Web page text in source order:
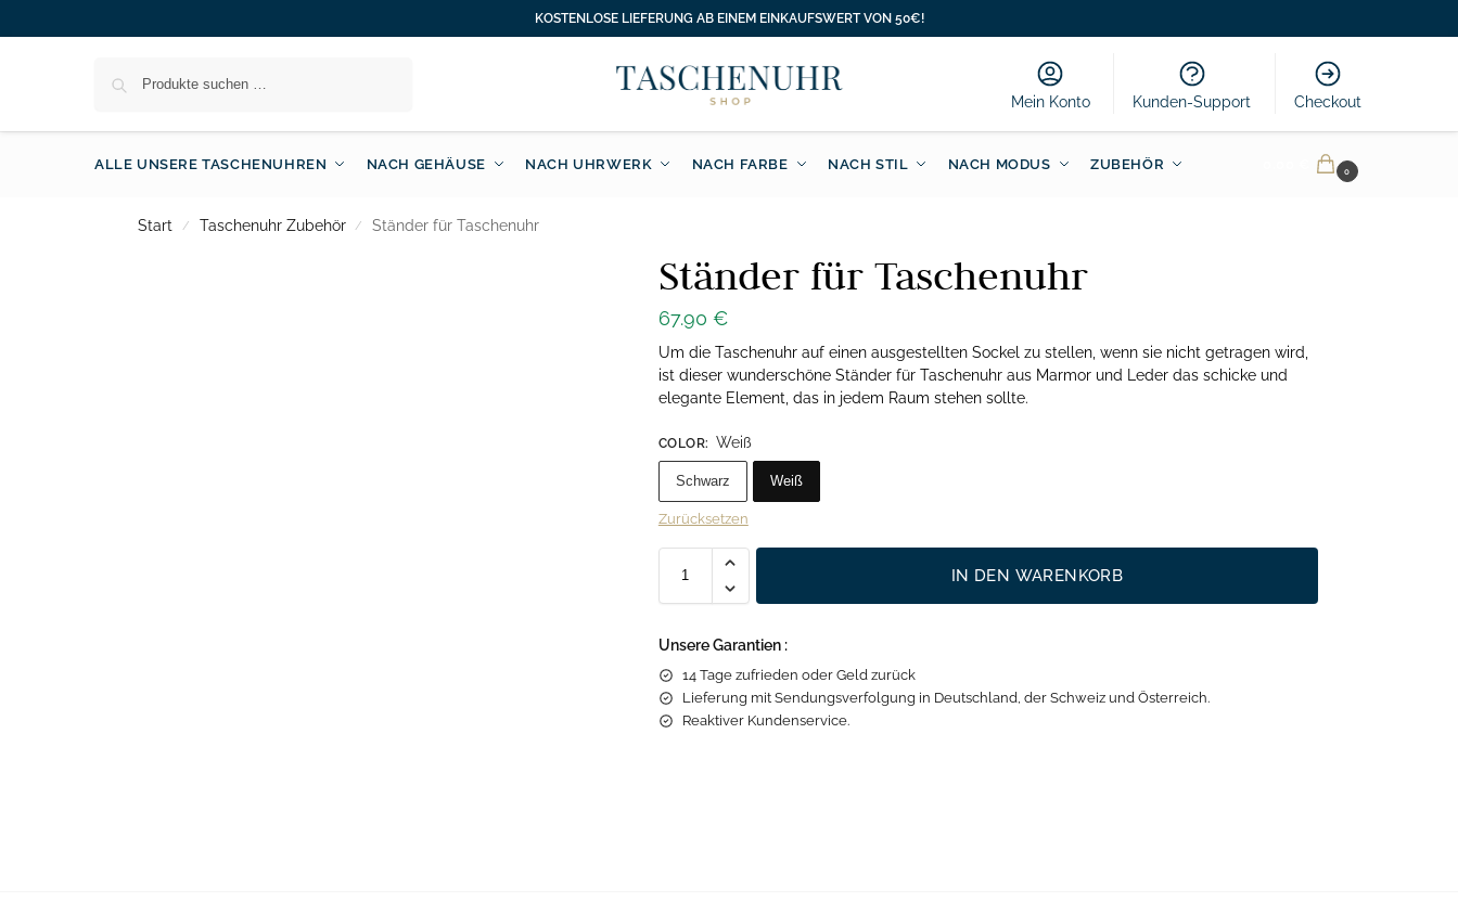
KOSTENLOSE LIEFERUNG AB EINEM EINKAUFSWERT VON 50€!
Mein Konto Kunden-Support Checkout
ALLE UNSERE TASCHENUHREN NACH GEHÄUSE NACH UHRWERK NACH FARBE NACH STIL NACH MODUS ZUBEHÖR 0
Start / Taschenuhr Zubehör / Ständer für Taschenuhr
Ständer für Taschenuhr
67.90 €
Um die Taschenuhr auf einen ausgestellten Sockel zu stellen, wenn sie nicht getragen wird,
ist dieser wunderschöne Ständer für Taschenuhr aus Marmor und Leder das schicke und
elegante Element, das in jedem Raum stehen sollte.
COLOR: Weiß
Schwarz Weiß
Zurücksetzen
IN DEN WARENKORB
Unsere Garantien :
14 Tage zufrieden oder Geld zurück
Lieferung mit Sendungsverfolgung in Deutschland, der Schweiz und Österreich.
Reaktiver Kundenservice.